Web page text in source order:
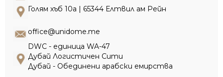
Голям хъб 10a | 65344 Елтвил ам Рейн
office@unidome.me
DWC - единица WA-47
Дубай Логистичен Сити
Дубай - Обединени арабски емирства